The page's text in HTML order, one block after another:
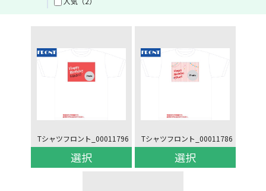
Tシャツフロント_00011796
選択
Tシャツフロント_00011786
選択